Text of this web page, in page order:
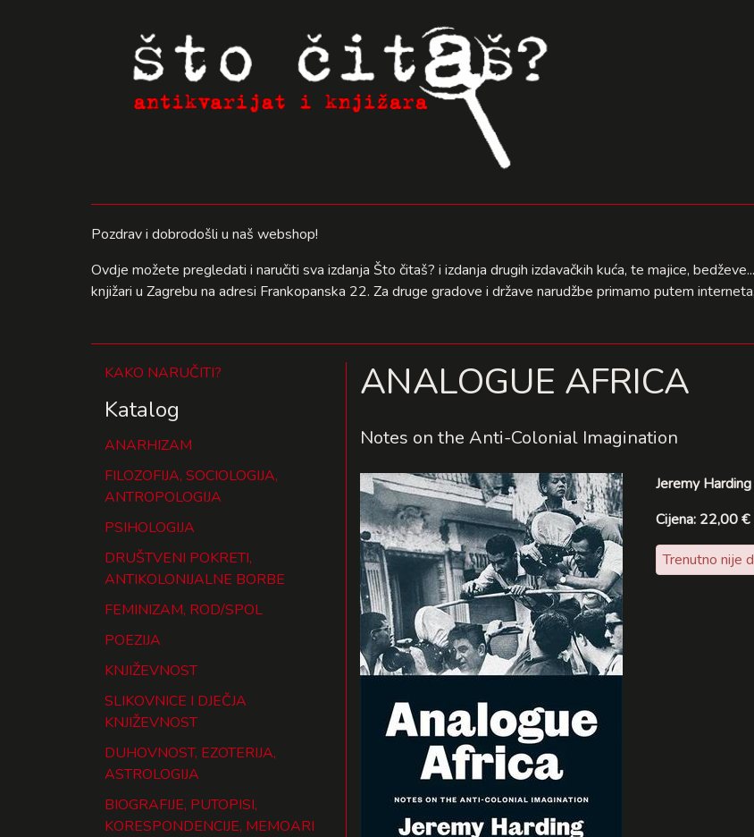
Pozdrav i dobrodošli u naš webshop!
Ovdje možete pregledati i naručiti sva izdanja Što čitaš? i izdanja drugih izdavačkih kuća, te majice,
knjižari u Zagrebu na adresi Frankopanska 22. Za druge gradove i države narudžbe primamo putem
KAKO NARUČITI?
Katalog
ANARHIZAM
FILOZOFIJA, SOCIOLOGIJA,
ANTROPOLOGIJA
PSIHOLOGIJA
DRUŠTVENI POKRETI,
ANTIKOLONIJALNE BORBE
FEMINIZAM, ROD/SPOL
POEZIJA
KNJIŽEVNOST
SLIKOVNICE I DJEČJA
KNJIŽEVNOST
DUHOVNOST, EZOTERIJA,
ASTROLOGIJA
BIOGRAFIJE, PUTOPISI,
KORESPONDENCIJE, MEMOARI
ANALOGUE AFRICA
Notes on the Anti-Colonial Imagination
Jeremy Harding
Cijena: 22,00
Trenutno nije